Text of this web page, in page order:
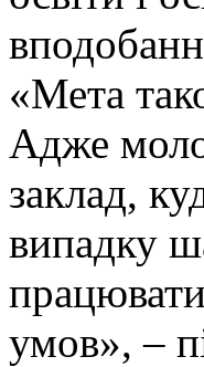
«Мета
Адже
заклад,
випадку
умов», –